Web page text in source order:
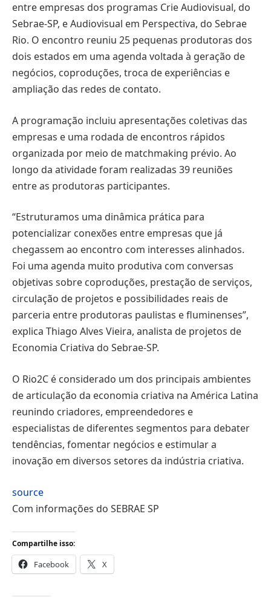
entre empresas dos programas Crie Audiovisual, do
Sebrae-SP, e Audiovisual em Perspectiva, do Sebrae
Rio. O encontro reuniu 25 pequenas produtoras dos
dois estados em uma agenda voltada à geração de
negócios, coproduções, troca de experiências e
ampliação das redes de contato.
A programação incluiu apresentações coletivas das
empresas e uma rodada de encontros rápidos
organizada por meio de matchmaking prévio. Ao
longo da atividade foram realizadas 39 reuniões
entre as produtoras participantes.
“Estruturamos uma dinâmica prática para
potencializar conexões entre empresas que já
chegassem ao encontro com interesses alinhados.
Foi uma agenda muito produtiva com conversas
objetivas sobre coproduções, prestação de serviços,
circulação de projetos e possibilidades reais de
parceria entre produtoras paulistas e fluminenses”,
explica Thiago Alves Vieira, analista de projetos de
Economia Criativa do Sebrae-SP.
O Rio2C é considerado um dos principais ambientes
de articulação da economia criativa na América Latina
reunindo criadores, empreendedores e
especialistas de diferentes segmentos para debater
tendências, fomentar negócios e estimular a
inovação em diversos setores da indústria criativa.
source
Com informações do SEBRAE SP
Compartilhe isso:
Facebook X